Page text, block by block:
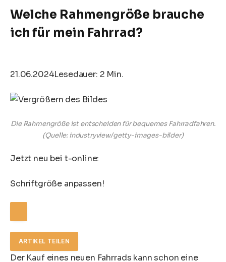
Welche Rahmengröße brauche
ich für mein Fahrrad?
21.06.2024Lesedauer: 2 Min.
Die Rahmengröße ist entscheiden für bequemes Fahrradfahren.
(Quelle: industryview/getty-images-bilder)
Jetzt neu bei t-online:
Schriftgröße anpassen!
ARTIKEL TEILEN
Der Kauf eines neuen Fahrrads kann schon eine